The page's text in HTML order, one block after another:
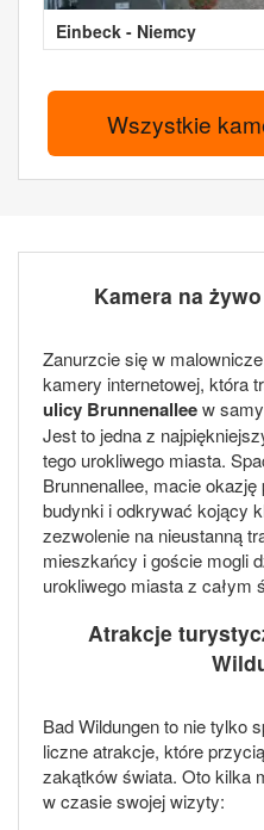
Einbeck - Niemcy
Wszystkie
Kamera na
Zanurzcie się w
kamery internetowej, która
ulicy Brunnenalleew
Jest to jedna z
tego urokliwego miasta.
Brunnenallee, macie
budynki i odkrywać kojący
zezwolenie na nieustanną
mieszkańcy i goście mogli
urokliwego miasta z całym
Atrakcje
Bad Wildungen to nie tylko
liczne atrakcje, które
zakątków świata. Oto kilka
w czasie swojej wizyty: